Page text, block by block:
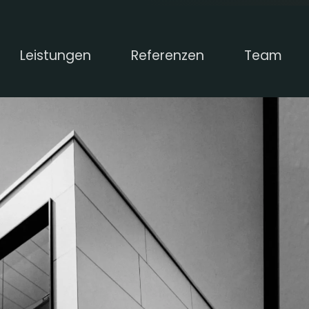
Leistungen Referenzen Team